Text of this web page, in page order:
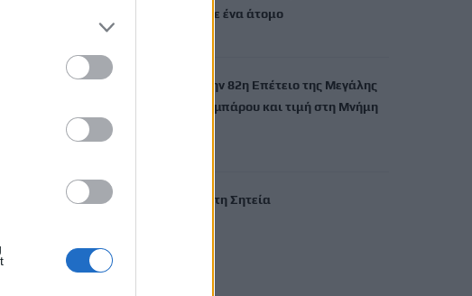
Απεγκλωβίστηκε ένα άτομο
Εκδήλωση για την 82η Επέτειο της Μεγάλης
Κύκλωσης της Εμπάρου και τιμή στη Μνήμη
Νέα πυρκαγιά στη Σητεία